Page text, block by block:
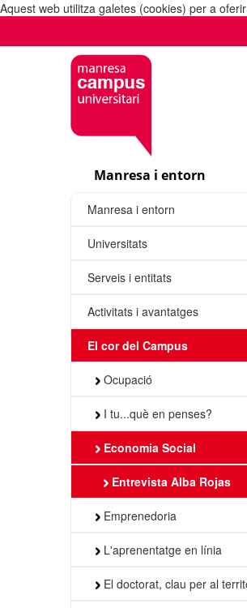
Aquest web utilitza galetes (cookies) per a
Manresa i entorn
Manresa i entorn
Universitats
Serveis i entitats
Activitats i avantatges
El cor del Campus
Ocupació
I tu...què en penses?
Economia Social
Entrevista Alba Rojas
Emprenedoria
L'aprenentatge en línia
El doctorat, clau per al